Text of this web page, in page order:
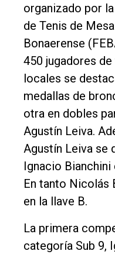
organizado por
de Tenis de
Bonaerense
450 jugadores
locales se
medallas de
otra en dobles
Agustín Leiva.
Agustín Leiva se
Ignacio
En tanto Nicolás
en la llave B.
La primera
categoría Sub 9,